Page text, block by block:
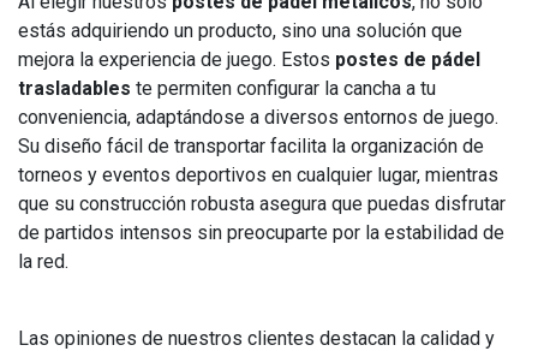
estás adquiriendo un producto, sino una solución que
mejora la experiencia de juego. Estos postes de pádel
trasladables te permiten configurar la cancha a tu
conveniencia, adaptándose a diversos entornos de juego.
Su diseño fácil de transportar facilita la organización de
torneos y eventos deportivos en cualquier lugar, mientras
que su construcción robusta asegura que puedas disfrutar
de partidos intensos sin preocuparte por la estabilidad de
la red.
Las opiniones de nuestros clientes destacan la calidad y